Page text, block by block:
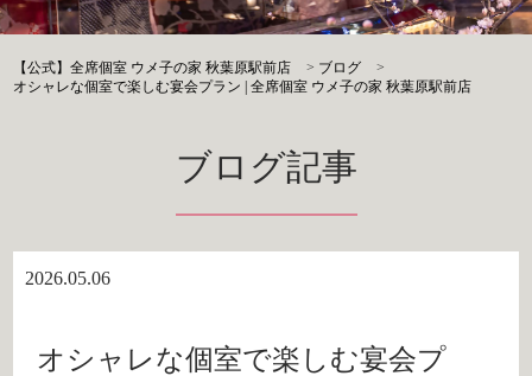
【公式】全席個室 ウメ子の家 秋葉原駅前店 > ブログ
>
オシャレな個室で楽しむ宴会プラン | 全席個室 ウメ子の家 秋葉原駅前店
ブログ記事
2026.05.06
オシャレな個室で楽しむ宴会プ